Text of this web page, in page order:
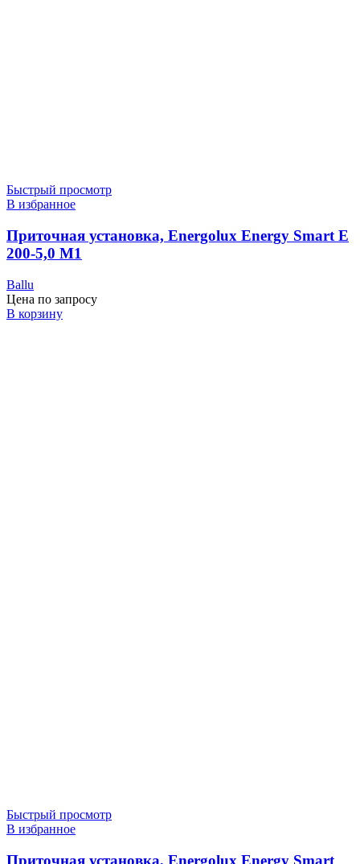
Быстрый просмотр
В избранное
Приточная установка, Energolux Energy Smart E
200-5,0 M1
Ballu
Цена по запросу
В корзину
Быстрый просмотр
В избранное
Приточная установка, Energolux Energy Smart